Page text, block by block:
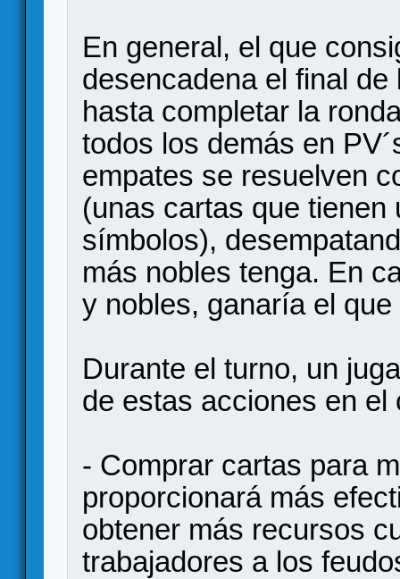
En general, el que
desencadena el final
hasta completar la
todos los demás en
empates se resuelven
(unas cartas que
símbolos),
más nobles tenga. En
y nobles, ganaría el
Durante el turno, un
de estas acciones en el
- Comprar cartas para
proporcionará más
obtener más recursos
trabajadores a los